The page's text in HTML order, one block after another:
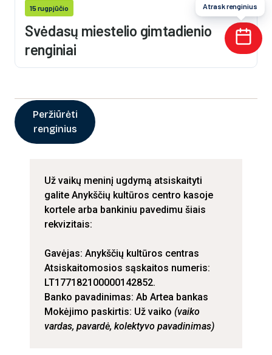
15 rugpjūčio
Svėdasų miestelio gimtadienio
renginiai
Peržiūrėti
renginius
Už vaikų meninį ugdymą atsiskaityti
galite Anykščių kultūros centro kasoje
kortele arba bankiniu pavedimu šiais
rekvizitais:
Gavėjas: Anykščių kultūros centras
Atsiskaitomosios sąskaitos numeris:
LT177182100000142852.
Banko pavadinimas: Ab Artea bankas
Mokėjimo paskirtis: Už vaiko (vaiko
vardas, pavardė, kolektyvo pavadinimas)
Atrask renginius